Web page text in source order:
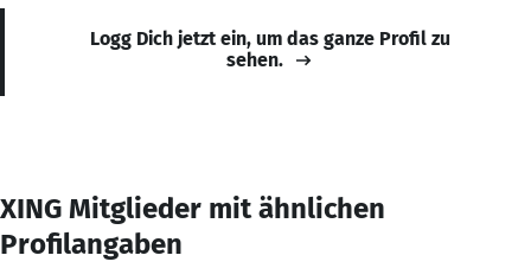
Logg Dich jetzt ein, um das ganze Profil zu
sehen.
XING Mitglieder mit ähnlichen
Profilangaben